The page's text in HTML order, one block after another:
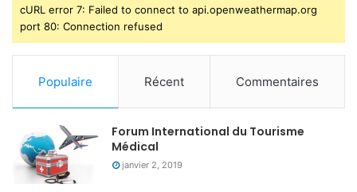
cURL error 7: Failed to connect to api.openweathermap.org
port 80: Connection refused
Populaire Récent Commentaires
Forum International du Tourisme
Médical
janvier 2, 2019